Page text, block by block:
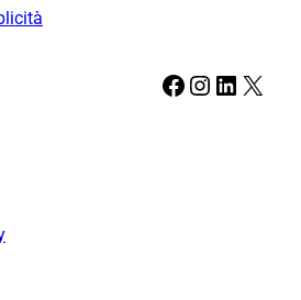
Facebook Instagram LinkedIn X